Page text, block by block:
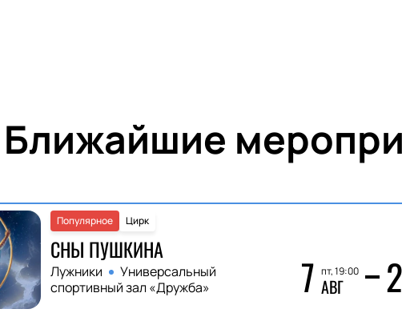
Ближайшие
Цирк
Популярное
СНЫ ПУШКИНА
Лужники
Универсальный
спортивный зал «Дружба»
7 пт, 19:00
АВГ